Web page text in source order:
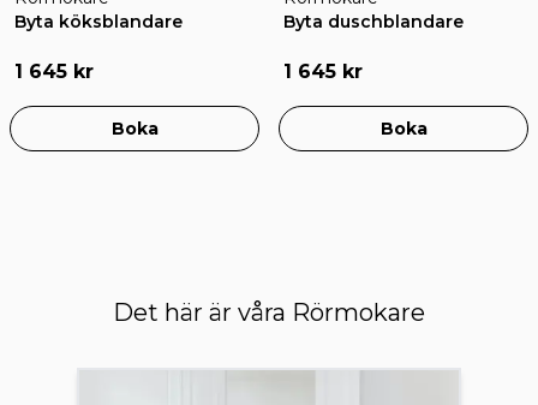
Byta köksblandare
1 645 kr
Boka
Byta duschblandare
1 645 kr
Boka
Det här är våra Rörmokare